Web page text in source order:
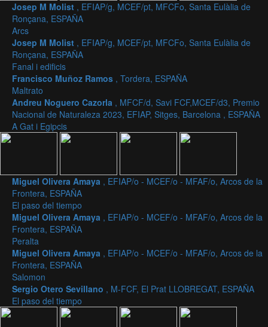
Josep M Molist , EFIAP/g, MCEF/pt, MFCFo, Santa Eulàlia de
Ronçana, ESPAÑA
Arcs
Josep M Molist , EFIAP/g, MCEF/pt, MFCFo, Santa Eulàlia de
Ronçana, ESPAÑA
Fanal i edificis
Francisco Muñoz Ramos , Tordera, ESPAÑA
Maltrato
Andreu Noguero Cazorla , MFCF/d, Savi FCF,MCEF/d3, Premio
Nacional de Naturaleza 2023, EFIAP, Sitges, Barcelona , ESPAÑA
A Gat i Egipcis
Miguel Olivera Amaya , EFIAP/o - MCEF/o - MFAF/o, Arcos de la
Frontera, ESPAÑA
El paso del tiempo
Miguel Olivera Amaya , EFIAP/o - MCEF/o - MFAF/o, Arcos de la
Frontera, ESPAÑA
Peralta
Miguel Olivera Amaya , EFIAP/o - MCEF/o - MFAF/o, Arcos de la
Frontera, ESPAÑA
Salomon
Sergio Otero Sevillano , M-FCF, El Prat LLOBREGAT, ESPAÑA
El paso del tiempo